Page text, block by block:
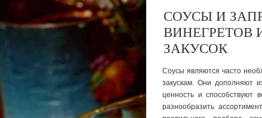
СОУСЫ И
ВИНЕГРЕТОВ
ЗАКУСОК
Соусы являются часто
закускам. Они дополняют
ценность и способствуют
разнооб­разить